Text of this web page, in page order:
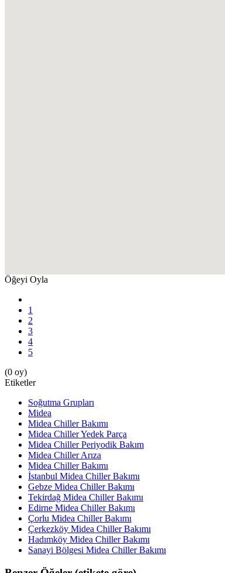
Öğeyi Oyla
1
2
3
4
5
(0 oy)
Etiketler
Soğutma Grupları
Midea
Midea Chiller Bakımı
Midea Chiller Yedek Parça
Midea Chiller Periyodik Bakım
Midea Chiller Arıza
Midea Chiller Bakımı
İstanbul Midea Chiller Bakımı
Gebze Midea Chiller Bakımı
Tekirdağ Midea Chiller Bakımı
Edirne Midea Chiller Bakımı
Çorlu Midea Chiller Bakımı
Çerkezköy Midea Chiller Bakımı
Hadımköy Midea Chiller Bakımı
Sanayi Bölgesi Midea Chiller Bakımı